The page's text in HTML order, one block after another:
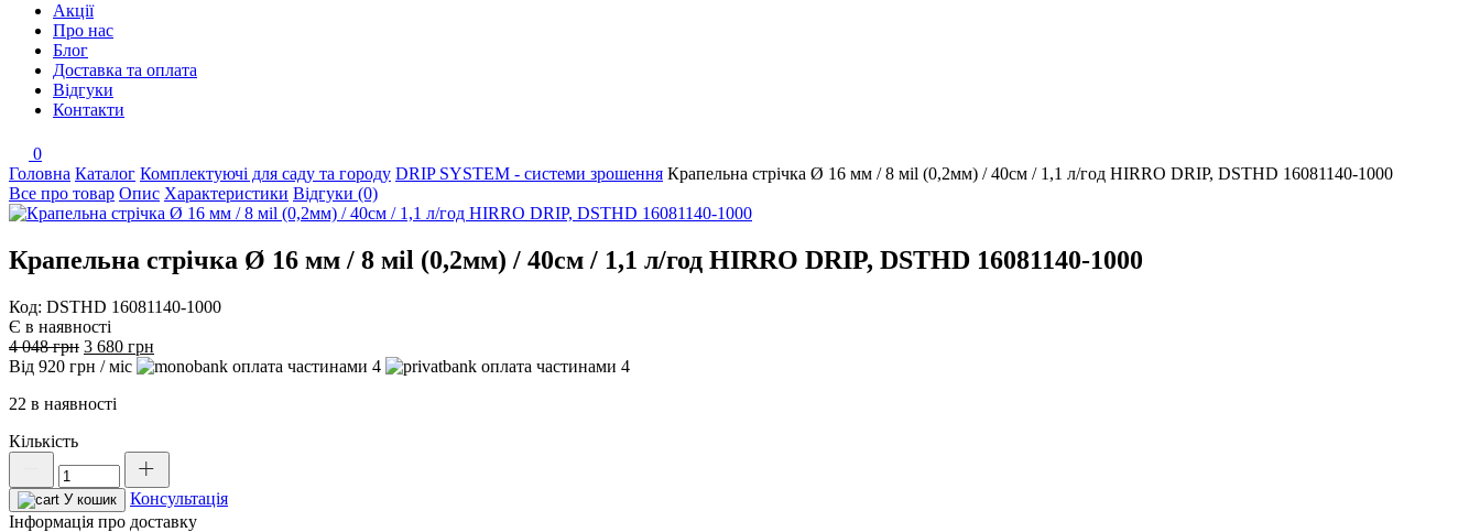
Акції
Про нас
Блог
Доставка та оплата
Відгуки
Контакти
0
Головна Каталог Комплектуючі для саду та городу DRIP SYSTEM - системи зрошення Крапельна стрічка Ø 16 мм / 8 мil (0,2мм) / 40см / 1,1 л/год HIRRO DRIP, DSTHD 16081140-1000
Все про товар Опис Характеристики Відгуки (0)
Крапельна стрічка Ø 16 мм / 8 мil (0,2мм) / 40см / 1,1 л/год HIRRO DRIP, DSTHD 16081140-1000
Код: DSTHD 16081140-1000
Є в наявності
4 048грн Оригінальна
ціна:
048 грн.
3 680 грн
ціна:
Від 920 грн / міс 4
4
22 в наявності
Кількість
Крапельна
стрічка
Ø
16
У кошик
Консультація
Інформація про доставку